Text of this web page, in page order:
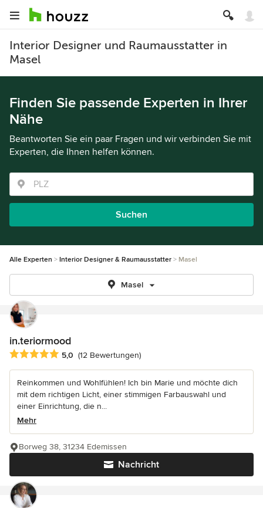
Interior Designer und Raumausstatter in
Masel
Finden Sie passende Experten in Ihrer
Nähe
Beantworten Sie ein paar Fragen und wir verbinden Sie mit
Experten, die Ihnen helfen können.
Suchen
Alle Experten Interior Designer & Raumausstatter Masel
Masel
in.teriormood
Durchschnittliche Bewertung: 5 von 5 Sternen
5,0 (12 Bewertungen)
Reinkommen und Wohlfühlen! Ich bin Marie und möchte dich
mit dem richtigen Licht, einer stimmigen Farbauswahl und
einer Einrichtung, die n...
Mehr
Nachricht
Borweg 38, 31234 Edemissen